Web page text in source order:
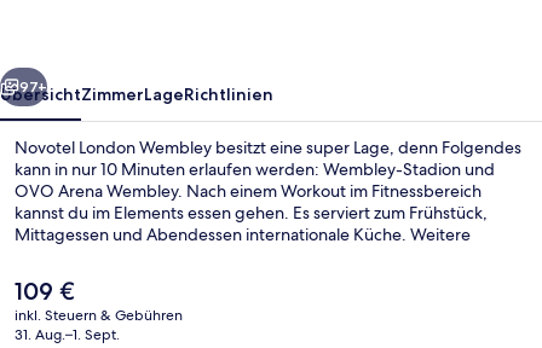
Weiter
97+
ÜbersichtZimmerLageRichtlinien
Novotel London Wembley besitzt eine super Lage, denn Folgendes
kann in nur 10 Minuten erlaufen werden: Wembley-Stadion und
OVO Arena Wembley. Nach einem Workout im Fitnessbereich
kannst du im Elements essen gehen. Es serviert zum Frühstück,
Mittagessen und Abendessen internationale Küche. Weitere
Anderen Reisenden gefallen das hilfsbereite Personal und der
allgemeine Zustand sehr gut. Die Unterkunft ist nur einen kurzen
Fußmarsch von den öffentlichen Verkehrsmitteln entfernt: Zur U-
Bahn (U-Bahn-Station Wembley Park) sind es 3 Minuten.
Der
aktuelle
Preis
109 €
inkl. Steuern & Gebühren
31. Aug.–1. Sept.